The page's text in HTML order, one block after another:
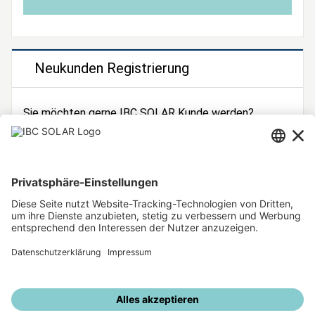
Neukunden Registrierung
Sie möchten gerne IBC SOLAR Kunde werden?
Dann registrieren Sie sich jetzt!
Unsere weiteren Angebote
IBC SOLAR Webseite